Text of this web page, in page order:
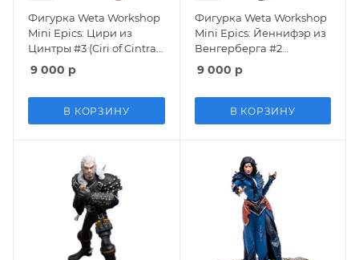
Фигурка Weta Workshop
Mini Epics: Цири из
Цинтры #3 (Ciri of Cintra
#3) Нетфликс Ведьмак
(Netflix The Witcher)
9 000 р
В КОРЗИНУ
Фигурка Weta Workshop
Mini Epics: Йеннифэр из
Венгерберга #2
(Yennefer of Vengerberg
#2) Нетфликс Ведьмак
9 000 р
В КОРЗИНУ